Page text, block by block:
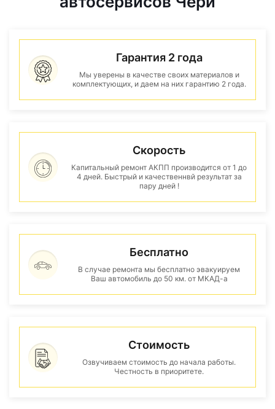
Гарантия 2 года
Мы уверены в качестве своих материалов и
комплектующих, и даем на них гарантию 2 года.
Скорость
Капитальный ремонт АКПП производится от 1 до
4 дней. Быстрый и качественнвй результат за
пару дней !
Бесплатно
В случае ремонта мы бесплатно эвакуируем
Ваш автомобиль до 50 км. от МКАД-а
Стоимость
Озвучиваем стоимость до начала работы.
Честность в приоритете.